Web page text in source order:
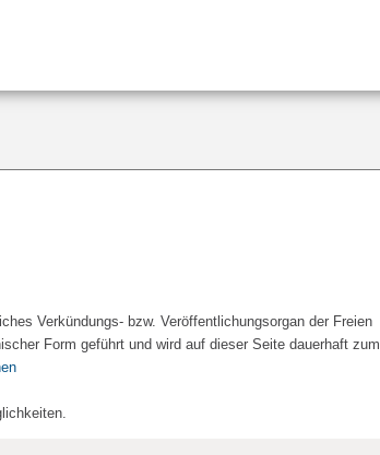
Verkündungs- bzw. Veröffentlichungsorgan der Freien
Form geführt und wird auf dieser Seite dauerhaft zum